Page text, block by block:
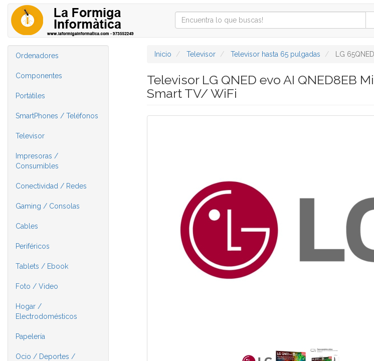
Ordenadores
Componentes
Portátiles
SmartPhones / Teléfonos
Televisor
Impresoras /
Consumibles
Conectividad / Redes
Gaming / Consolas
Cables
Periféricos
Tablets / Ebook
Foto / Video
Hogar /
Electrodomésticos
Papelería
Ocio / Deportes /
Inicio Televisor Televisor hasta 65 pulgadas LG
Televisor LG QNED evo AI QNED8EB
Smart TV/ WiFi